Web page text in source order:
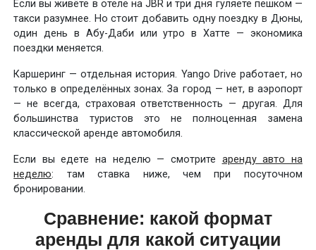
Если вы живёте в отеле на JBR и три дня гуляете пешком —
такси разумнее. Но стоит добавить одну поездку в Дюны,
один день в Абу-Даби или утро в Хатте — экономика
поездки меняется.
Каршеринг — отдельная история. Yango Drive работает, но
только в определённых зонах. За город — нет, в аэропорт
— не всегда, страховая ответственность — другая. Для
большинства туристов это не полноценная замена
классической аренде автомобиля.
Если вы едете на неделю — смотрите аренду авто на
неделю: там ставка ниже, чем при посуточном
бронировании.
Сравнение: какой формат
аренды для какой ситуации